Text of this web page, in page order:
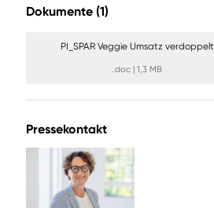
Dokumente (1)
PI_SPAR Veggie Umsatz verdoppelt
.doc |1,3 MB
Pressekontakt